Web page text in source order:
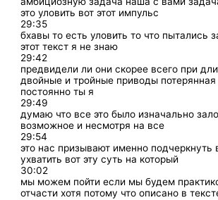
это уловить вот этот импульс
29:35
бхавы то есть уловить то что пытались
этот текст я не знаю
29:42
предвидели ли они скорее всего при
двойные и тройные приводы потерянная
постоянно ты я
29:49
думаю что все это было изначально
возможное и несмотря на все
29:54
это нас призывают именно подчеркнуть
ухватить вот эту суть на который
30:02
мы можем пойти если мы будем
отчасти хотя потому что описано в